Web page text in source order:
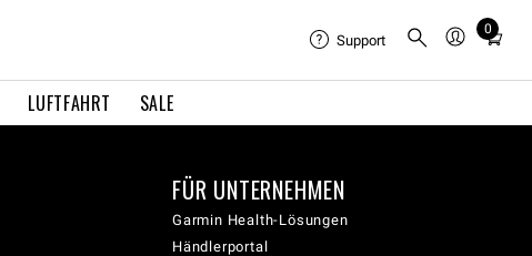
LUFTFAHRT SALE
Support
0
Total
cart:
FÜR UNTERNEHMEN
Garmin Health-Lösungen
Händlerportal